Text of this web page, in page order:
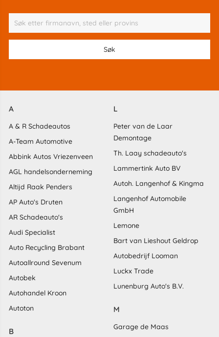
A
A & R Schadeautos
A-Team Automotive
Abbink Autos Vriezenveen
AGL handelsonderneming
Altijd Raak Penders
AP Auto's Druten
AR Schadeauto's
Audi Specialist
Auto Recycling Brabant
Autoallround Sevenum
Autobek
Autohandel Kroon
Autoton
B
L
Peter van de Laar
Demontage
Th. Laay schadeauto's
Lammertink Auto BV
Autoh. Langenhof & Kingma
Langenhof Automobile
GmbH
Lemone
Bart van Lieshout Geldrop
Autobedrijf Looman
Luckx Trade
Lunenburg Auto's B.V.
M
Garage de Maas